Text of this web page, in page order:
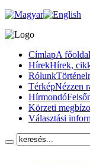
CímlapA főoldal
HírekHírek,
Rólunk
TérképNézzen
Hírmondó
Körzeti
Választási